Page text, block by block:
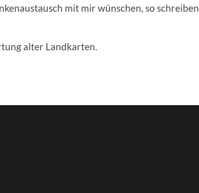
mit mir wünschen, so schreiben
alter Landkarten.